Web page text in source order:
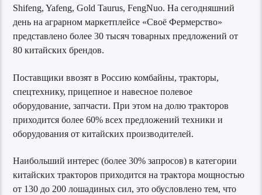
Shifeng, Yafeng, Gold Taurus, FengNuo. На сегодняшний
день на аграрном маркетплейсе «Своё Фермерство»
представлено более 30 тысяч товарных предложений от
80 китайских брендов.
Поставщики ввозят в Россию комбайны, тракторы,
спецтехнику, прицепное и навесное полевое
оборудование, запчасти. При этом на долю тракторов
приходится более 60% всех предложений техники и
оборудования от китайских производителей.
Наибольший интерес (более 30% запросов) в категории
китайских тракторов приходится на трактора мощностью
от 130 до 200 лошадиных сил, это обусловлено тем, что